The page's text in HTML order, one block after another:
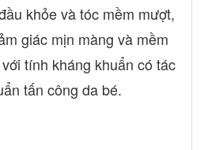
từ sở y tế và được các chuyên gia
Aqua, Cocamidopropyl Betaine,
Glycerin, Coco-Glucoside,
Crosspolymer, Citric Acid,
Phenoxyethanol,
Glycol, Quaternium-80, Sodium
Hydroxide.
khỏe và tóc mềm mượt,
giác mịn màng và mềm
tính kháng khuẩn có tác
tấn công da bé.